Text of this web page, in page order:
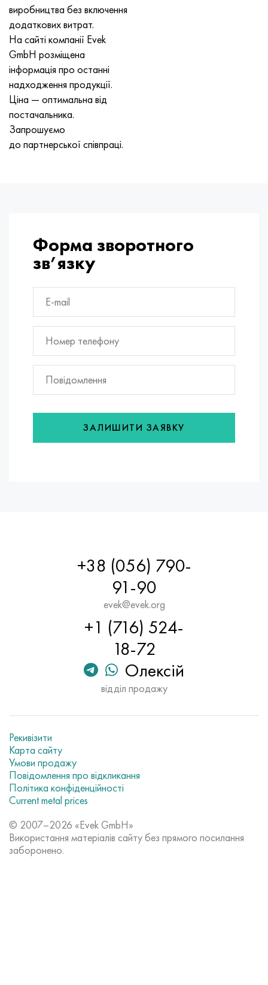
виробництва без включення
додаткових витрат.
На сайті компанії Evek
GmbH розміщена
інформація про останні
надходження продукції.
Ціна — оптимальна від
постачальника.
Запрошуємо
до партнерської співпраці.
Форма зворотного
зв’язку
ЗАЛИШИТИ ЗАЯВКУ
+38 (056) 790-
91-90
evek@evek.org
+1 (716) 524-
18-72
Олексій
відділ продажу
Рекивізити
Карта сайту
Умови продажу
Повідомлення про відкликання
Політика конфіденційності
Current metal prices
© 2007–2026 «Evek GmbH»
Використання матеріалів сайту без прямого посилання
заборонено.